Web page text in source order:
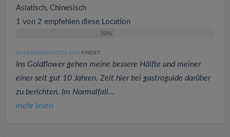
Asiatisch, Chinesisch
1 von 2 empfehlen diese Location
50%
DAUERESSERGK0712 (399 ) FINDET:
Ins Goldflower gehen meine bessere Hälfte und meiner
einer seit gut 10 Jahren, Zeit hier bei gastroguide darüber
zu berichten. Im Normalfall...
mehr lesen